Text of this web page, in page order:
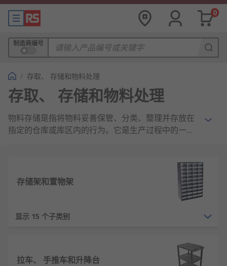
0
制造商编号
/ 存取、 存储和物料处理
存取、 存储和物料处理
物料存储是指将物料妥善保管、分类、整理并存放在
指定的仓库或库区内的行为。它是生产过程中的一个
欧时为您提供多
种高品质的物料存储物料存储、物料处理工具供您选
存储架和置物架
显示 15 个子类别
拉车、 手推车和升降台